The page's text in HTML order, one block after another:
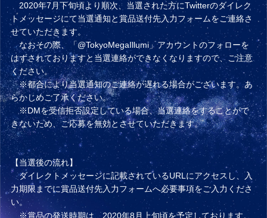
2020年7月下旬頃より順次、当選された方にTwitterのダイレク
トメッセージにて当選通知と賞品送付先入力フォームをご連絡さ
せていただきます。
なおその際、「@TokyoMegaIllumi」アカウントのフォローを
はずされておりますと当選連絡ができなくなりますので、ご注意
ください。
※都合により当選通知のご連絡が遅れる場合がございます。あ
らかじめご了承ください。
※DMを受信拒否設定している場合、当選連絡をすることがで
きないため、ご応募を無効とさせていただきます。
【当選後の流れ】
ダイレクトメッセージに記載されているURLにアクセスし、入
力期限までに賞品送付先入力フォームへ必要事項をご入力くださ
い。
※賞品の発送時期は、2020年8月上旬頃を予定しております。